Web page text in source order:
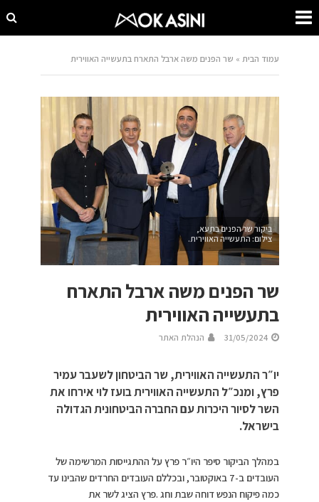
עמוד הבית » שר הפנים משה ארבל התארח בתעשייה האווירית
ביקור שר הפנים בתעא,
צילום: התעשייה האווירית.
שר הפנים משה ארבל התארח
בתעשייה האווירית
31/05/2024 הנהלת האתר
יו״ר התעשייה האווירית, שר הביטחון לשעבר עמיר
פרץ, ומנכ״ל התעשייה האווירית בועז לוי אירחו את
השר לסיור היכרות עם החברה הביטחונית הגדולה
בישראל.
במהלך הביקור סיפר היו״ר פרץ על ההתגייסות המרשימה של
העובדים ב-7 באוקטובר, ובכללם העובדים החרדים שהבינו עד
כמה פיקוח הנפש דוחה שבת וחג .פרץ הציג לשר את